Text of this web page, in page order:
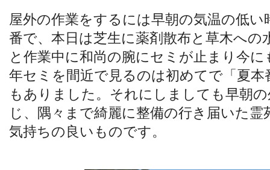
屋外の作業をするには早朝の気温の低
番で、本日は芝生に薬剤散布と草木へ
と作業中に和尚の腕にセミが止まり今
年セミを間近で見るのは初めてで「夏
もありました。それにしましても早朝
じ、隅々まで綺麗に整備の行き届いた
気持ちの良いものです。